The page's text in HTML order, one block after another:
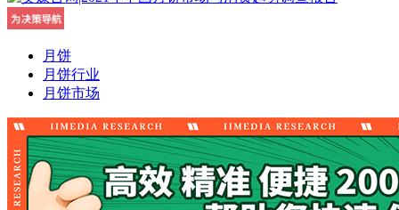
月饼
月饼行业
月饼市场